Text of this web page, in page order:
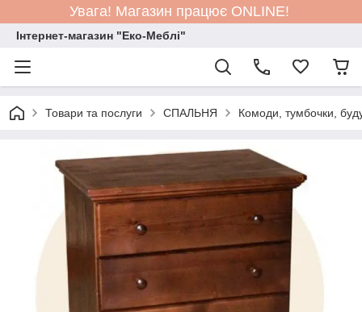
Увага! Магазин працює ONLINE!
Інтернет-магазин "Еко-Меблі"
Товари та послуги СПАЛЬНЯ Комоди, тумбочки,